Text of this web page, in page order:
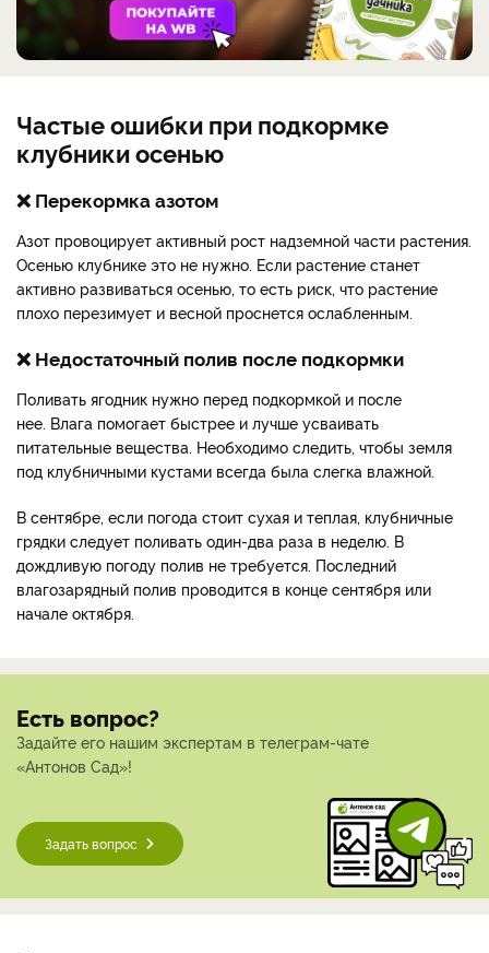
Частые ошибки при подкормке
клубники осенью
❌ Перекормка азотом
Азот провоцирует активный рост надземной части растения.
Осенью клубнике это не нужно. Если растение станет
активно развиваться осенью, то есть риск, что растение
плохо перезимует и весной проснется ослабленным.
❌ Недостаточный полив после подкормки
Поливать ягодник нужно перед подкормкой и после
нее. Влага помогает быстрее и лучше усваивать
питательные вещества. Необходимо следить, чтобы земля
под клубничными кустами всегда была слегка влажной.
В сентябре, если погода стоит сухая и теплая, клубничные
грядки следует поливать один-два раза в неделю. В
дождливую погоду полив не требуется. Последний
влагозарядный полив проводится в конце сентября или
начале октября.
Есть вопрос?
Задайте его нашим экспертам в телеграм-чате
«Антонов Сад»!
Задать вопрос